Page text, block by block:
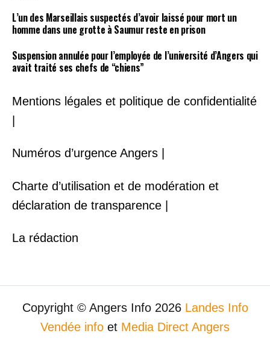
L’un des Marseillais suspectés d’avoir laissé pour mort un
homme dans une grotte à Saumur reste en prison
Suspension annulée pour l’employée de l’université d’Angers qui
avait traité ses chefs de “chiens”
Mentions légales et politique de confidentialité
Numéros d’urgence Angers |
Charte d’utilisation et de modération et
déclaration de transparence |
La rédaction
Copyright © Angers Info 2026 Landes Info
Vendée info et Media Direct Angers